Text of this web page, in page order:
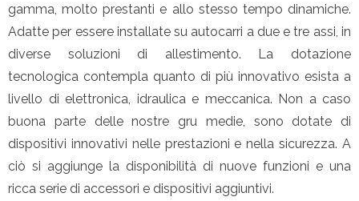
gamma, molto prestanti e allo stesso tempo dinamiche.
Adatte per essere installate su autocarri a due e tre assi, in
diverse soluzioni di allestimento. La dotazione
tecnologica contempla quanto di più innovativo esista a
livello di elettronica, idraulica e meccanica. Non a caso
buona parte delle nostre gru medie, sono dotate di
dispositivi innovativi nelle prestazioni e nella sicurezza. A
ciò si aggiunge la disponibilità di nuove funzioni e una
ricca serie di accessori e dispositivi aggiuntivi.